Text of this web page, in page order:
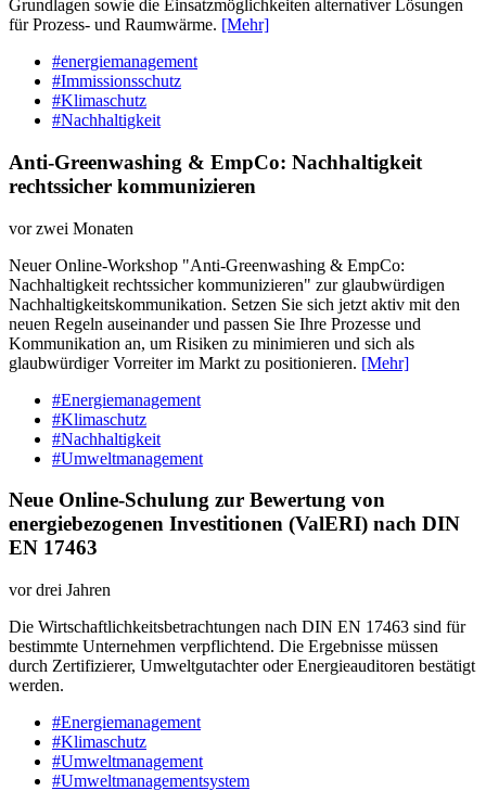
Grundlagen sowie die Einsatzmöglichkeiten alternativer Lösungen
für Prozess- und Raumwärme. [Mehr]
#energiemanagement
#Immissionsschutz
#Klimaschutz
#Nachhaltigkeit
Anti-Greenwashing & EmpCo: Nachhaltigkeit
rechtssicher kommunizieren
vor zwei Monaten
Neuer Online-Workshop "Anti-Greenwashing & EmpCo:
Nachhaltigkeit rechtssicher kommunizieren" zur glaubwürdigen
Nachhaltigkeitskommunikation. Setzen Sie sich jetzt aktiv mit den
neuen Regeln auseinander und passen Sie Ihre Prozesse und
Kommunikation an, um Risiken zu minimieren und sich als
glaubwürdiger Vorreiter im Markt zu positionieren. [Mehr]
#Energiemanagement
#Klimaschutz
#Nachhaltigkeit
#Umweltmanagement
Neue Online-Schulung zur Bewertung von
energiebezogenen Investitionen (ValERI) nach DIN
EN 17463
vor drei Jahren
Die Wirtschaftlichkeitsbetrachtungen nach DIN EN 17463 sind für
bestimmte Unternehmen verpflichtend. Die Ergebnisse müssen
durch Zertifizierer, Umweltgutachter oder Energieauditoren bestätigt
werden.
#Energiemanagement
#Klimaschutz
#Umweltmanagement
#Umweltmanagementsystem